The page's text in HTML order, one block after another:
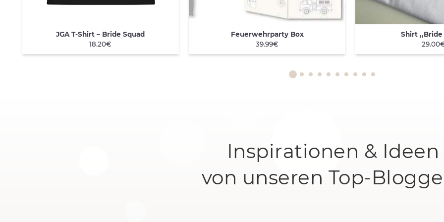
QUICK VIEW
JGA T-Shirt – Bride Squad
18.20€
QUICK VIEW
Feuerwehrparty Box
39.99€
QUICK VIEWShirt ,,Bride
Inspirationen & Ideen
von unseren Top-